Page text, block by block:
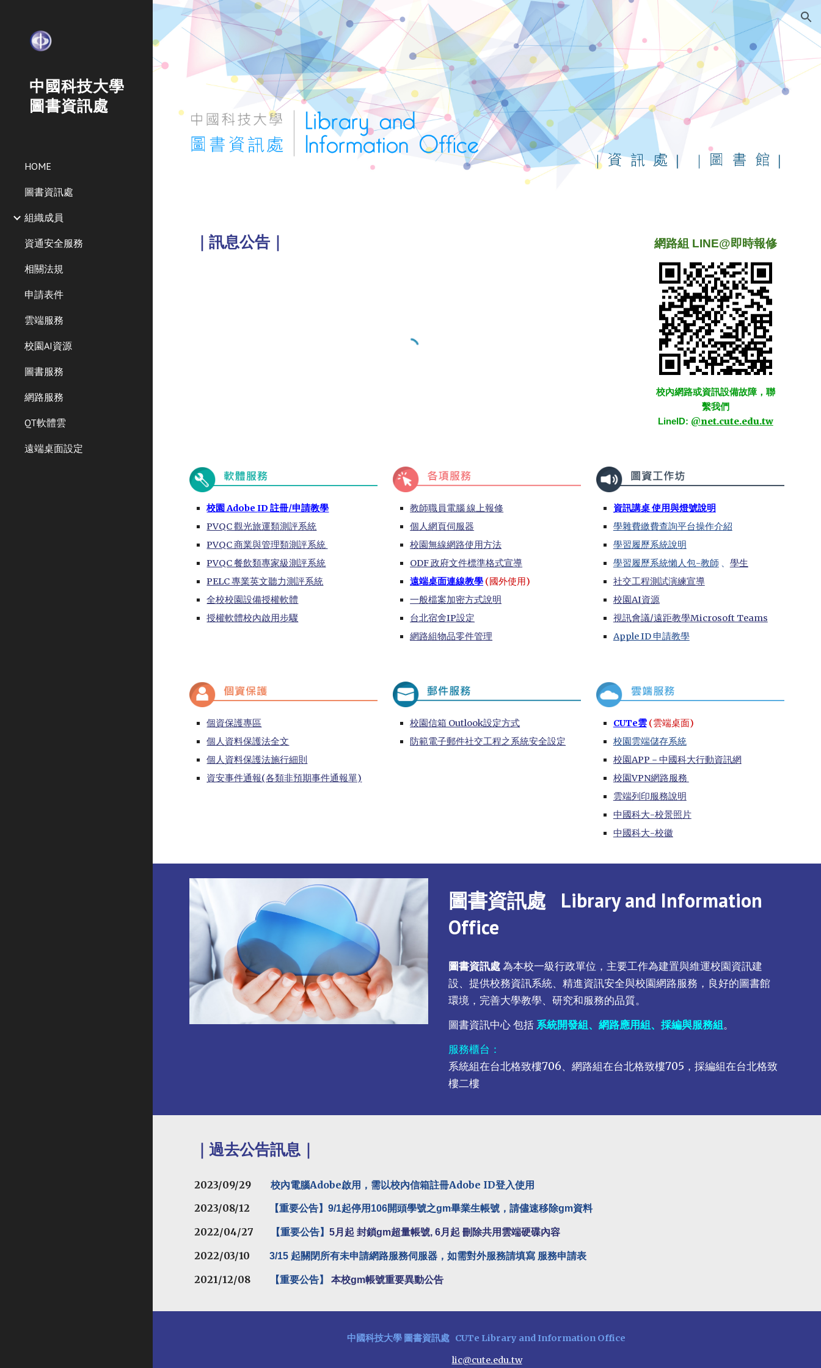
Skip to main content Skip to navigation
中國科技大學
圖書資訊處
HOME
圖書資訊處
組織成員
資通安全服務
相關法規
申請表件
雲端服務
校園AI資源
圖書服務
網路服務
QT軟體雲
遠端桌面設定
｜訊息公告｜ 網路組 LINE@即時報修
校內網路或資訊設備故障，聯
繫我們
LineID: @net.cute.edu.tw
校園 AdobeID註冊/申請教學
PVQC 觀光旅運類測評系統
PVQC 商業與管理類測評系統
PVQC 餐飲類專家級測評系統
PELC 專業英文聽力測評系統
全校校園設備授權軟體
授權軟體校內啟用步驟
教師職員電腦 線上報修
個人網頁伺服器
校園無線網路使用方法
ODF 政府文件標準格式宣導​
遠端桌面連線教學 (國外使用)
一般檔案加密方式說明
台北宿舍IP設定
網路組物品零件管理
資訊講桌 使用與燈號說明
學雜費繳費查詢平台操作介紹
學習履歷系統說明
學習履歷系統懶人包-教師 、 學生
社交工程測試演練宣導
校園AI資源
視訊會議/遠距教學Microsoft Teams
Apple ID 申請教學
個資保護專區
個人資料保護法全文
個人資料保護法施行細則
資安事件通報(各類非預期事件通報單)
校園信箱 Outlook設定方式
防範電子郵件社交工程之系統安全設定
CUTe雲 (雲端桌面)
校園雲端儲存系統
校園APP－中國科大行動資訊網
校園VPN網路服務
雲端列印服務說明
中國科大-校景照片
中國科大-校徽
圖書資訊處 Library and Information
Office
圖書資訊處為本校一級行政單位， 主要工作為建置與維運校園資訊建
設、提供校務資訊系統、精進資訊安全與校園網路服務，良好的圖書館
環境， 完善大學教學、研究和服務的品質。
圖書資訊中心 包括系統開發組、網路應用組、採編與服務組。
服務櫃台：
系統組在台北格致樓706、網路組在台北格致樓705，採編組在台北格致
樓二樓
｜過去公告訊息｜
2023/09/29校內電腦Adobe啟用，需以校內信箱註冊Adobe ID登入使用
2023/08/12
【重要公告】9/1起停用106開頭學號之gm畢業生帳號，請儘速移除gm資料
2022/04/27 【重要公告】5月起 封鎖gm超量帳號, 6月起 刪除共用雲端硬碟內容
2022/03/10 3/15 起關閉所有未申請網路服務伺服器，如需對外服務請填寫 服務申請表
2021/12/08 【重要公告】本校gm帳號重要異動公告
中國科技大學 圖書資訊處CUTe Library and Information Office
lic@cute.edu.tw